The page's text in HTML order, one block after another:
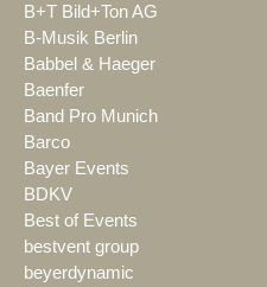
B+T Bild+Ton AG
B-Musik Berlin
Babbel & Haeger
Baenfer
Band Pro Munich
Barco
Bayer Events
BDKV
Best of Events
bestvent group
beyerdynamic